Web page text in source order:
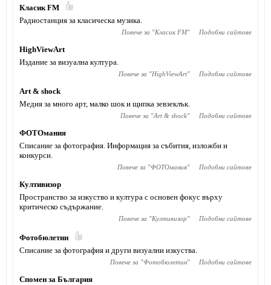
Класик FM
Радиостанция за класическа музика.
Повече за "Класик FM" Подобни сайтове
HighViewArt
Издание за визуална култура.
Повече за "HighViewArt" Подобни сайтове
Art & shock
Медия за много арт, малко шок и щипка зевзеклък.
Повече за "Art & shock" Подобни сайтове
ФОТОмания
Списание за фотография. Информация за събития, изложби и
конкурси.
Повече за "ФОТОмания" Подобни сайтове
Култивизор
Пространство за изкуство и култура с основен фокус върху
критическо съдържание.
Повече за "Култивизор" Подобни сайтове
Фотобюлетин
Списание за фотография и други визуални изкуства.
Повече за "Фотобюлетин" Подобни сайтове
Спомен за България